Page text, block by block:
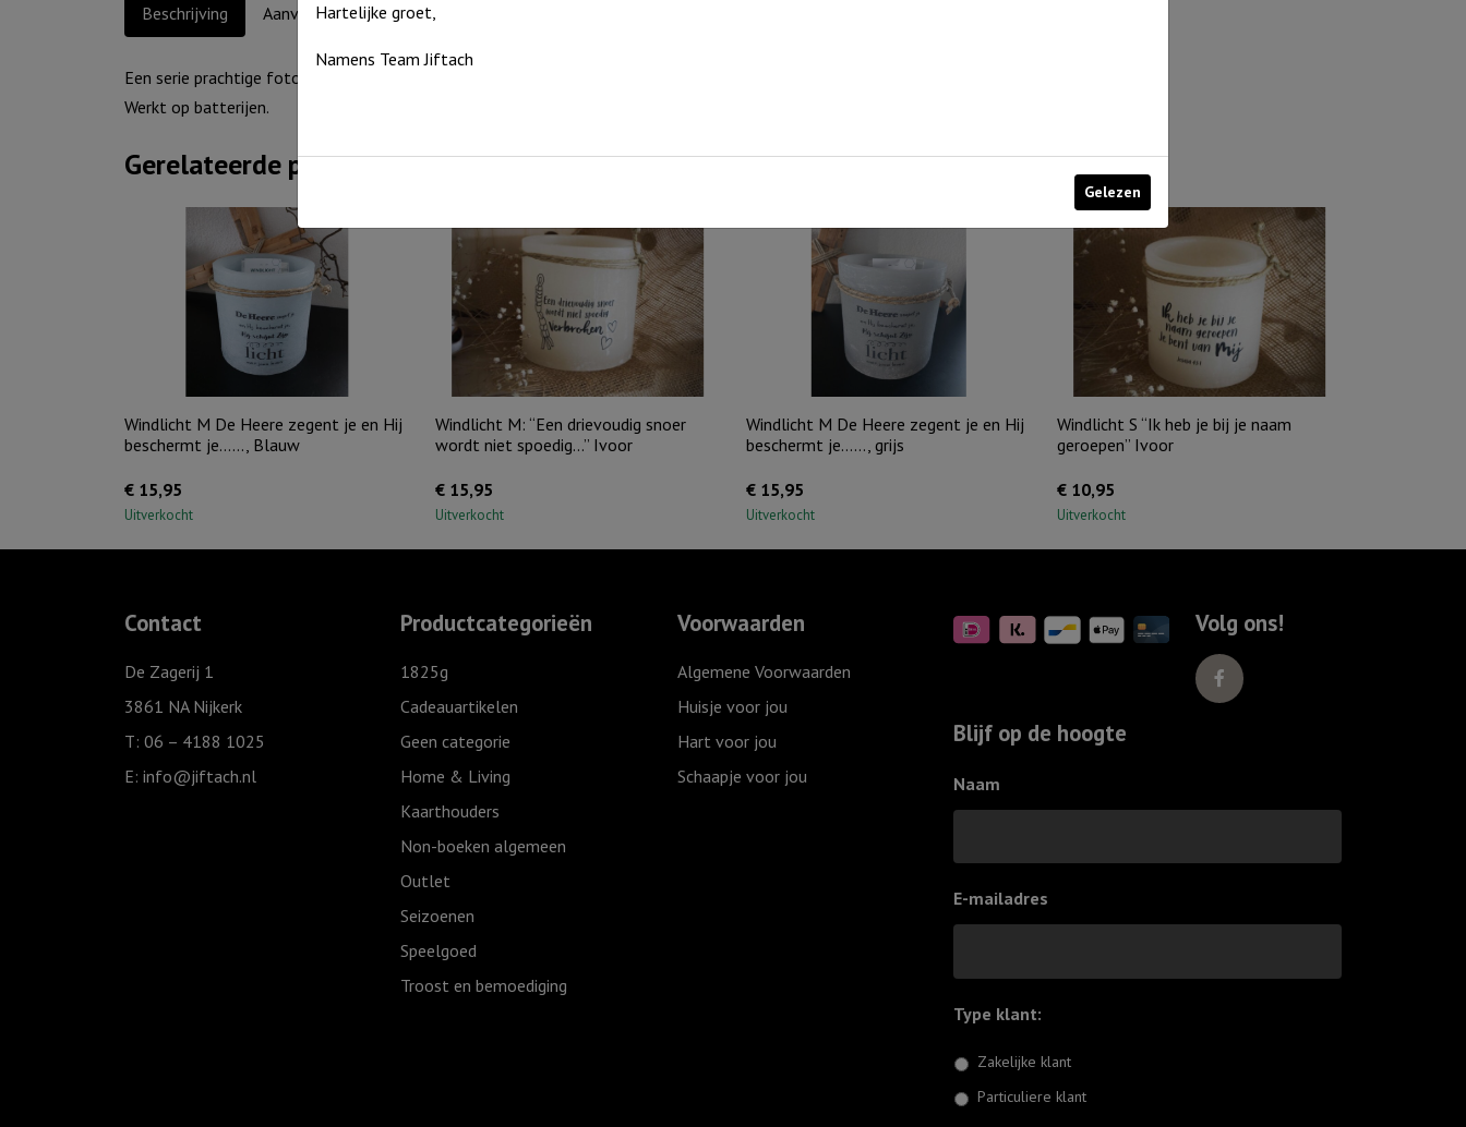
Beschrijving Aanvullende informatie
Een serie prachtige foto-ontwerpen met aansprekende tekst, voor elk moment een passend cadeaulichtje!
Werkt op batterijen.
Gerelateerde producten
Windlicht M De Heere zegent je en Hij
beschermt je……, Blauw
€ 15,95
Uitverkocht
Windlicht M: “Een drievoudig snoer
wordt niet spoedig…” Ivoor
€ 15,95
Uitverkocht
Windlicht M De Heere zegent je en Hij
beschermt je……, grijs
€ 15,95
Uitverkocht
Windlicht S “Ik heb je bij je naam
geroepen” Ivoor
€ 10,95
Uitverkocht
Contact
De Zagerij 1
3861 NA Nijkerk
T: 06 – 4188 1025
E: info@jiftach.nl
Productcategorieën
1825g
Cadeauartikelen
Geen categorie
Home & Living
Kaarthouders
Non-boeken algemeen
Outlet
Seizoenen
Speelgoed
Troost en bemoediging
Voorwaarden
Algemene Voorwaarden
Huisje voor jou
Hart voor jou
Schaapje voor jou
Volg ons!
Blijf op de hoogte
Naam
E-mailadres
Type klant:
Zakelijke klant
Particuliere klant
Hartelijke groet,
Namens Team Jiftach
Gelezen